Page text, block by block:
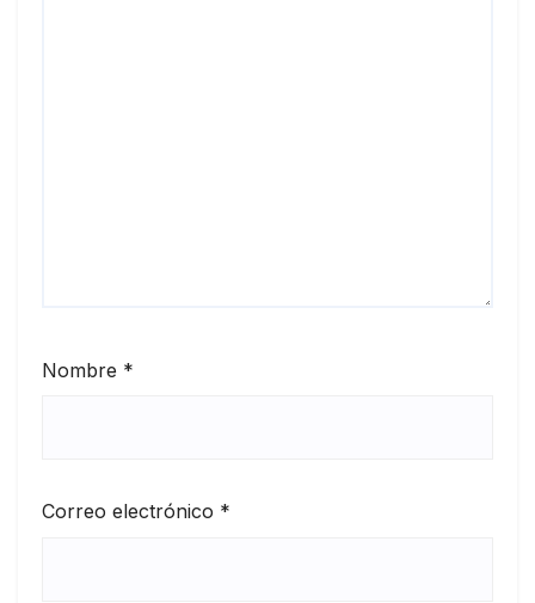
Nombre *
Correo electrónico *